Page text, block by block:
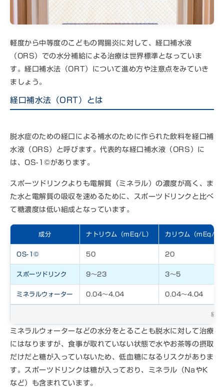
軽度から中等度のこどもの胃腸炎に対して、経口補水液
（ORS）での水分補給による治療は世界標準となっていま
す。経口補水法（ORT）について進め方や注意点をみていき
ましょう。
経口補水法（ORT）とは
脱水症のための経口による補水のために作られた飲料を経口補
水液（ORS）と呼びます。代表的な経口補水液（ORS）に
は、OS-1©があります。
スポーツドリンクよりも電解質（ミネラル）の濃度が高く、ま
た水と電解質の吸収を速めるために、スポーツドリンクと比べ
て糖濃度は低い組成となっています。
成分 ナトリウム（mEq/L） カリウム（mEq/L
OS-1© 50 20
スポーツドリンク 9〜23 3〜5
ミネラルウォーター 0.04〜4.04 0.04〜4.04
経口
ミネラルウォーターなどの水分をとることも脱水に対して治療
にはなりますが、食事が取れていない状態で水やお茶等の摂取
だけだと糖が入っていないため、低血糖になるリスクがありま
す。スポーツドリンクは糖が入っており、ミネラル（NaやK
など）も含まれています。